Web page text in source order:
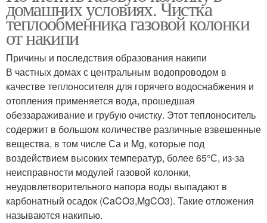
домашних условиях. Чистка
теплообменника газовой колонки
от накипи
Причины и последствия образования накипи
В частных домах с центральным водопроводом в
качестве теплоносителя для горячего водоснабжения и
отопления применяется вода, прошедшая
обеззараживание и грубую очистку. Этот теплоноситель
содержит в большом количестве различные взвешенные
вещества, в том числе Са и Mg, которые под
воздействием высоких температур, более 65°С, из-за
неисправности модулей газовой колонки,
неудовлетворительного напора воды выпадают в
карбонатный осадок (CaCO3,MgCO3). Такие отложения
называются накипью.